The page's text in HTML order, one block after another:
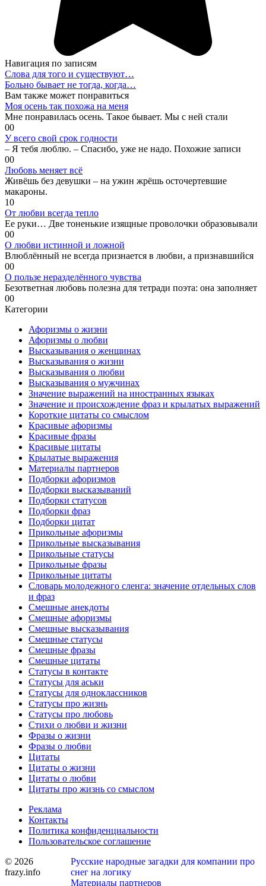
Навигация по записям
Слова для того и существуют…
Больно бывает не тогда, когда…
Вам также может понравиться
Моя осень так похожа на меня
Мне понравилась осень. Такое бывает. Мы с ней стали
00
У всего свой срок годности
– Я тебя люблю. – Спасибо, уже не надо. Похожие записи
00
Любовь меняет всё
Живёшь без девушки – на ужин жрёшь осточертевшие
макароны.
10
От любви всегда тепло
Ее руки… Две тоненькие изящные проволочки образовывали
00
О любви истинной и ложной
Влюблённый не всегда признается в любви, а признавшийся
00
О пользе неразделённого чувства
Безответная любовь полезна для тетради поэта: она заполняет
00
Категории
Афоризмы о жизни
Афоризмы о любви
Высказывания о женщинах
Высказывания о жизни
Высказывания о любви
Высказывания о мужчинах
Значение выражений на иностранных языках
Значение и происхождение фраз и крылатых выражений
Короткие цитаты со смыслом
Красивые афоризмы
Красивые фразы
Красивые цитаты
Крылатые выражения
Материалы партнеров
Подборки афоризмов
Подборки высказываний
Подборки статусов
Подборки фраз
Подборки цитат
Прикольные афоризмы
Прикольные высказывания
Прикольные статусы
Прикольные фразы
Прикольные цитаты
Словарь молодежного сленга: значение отдельных слов
и фраз
Смешные анекдоты
Смешные афоризмы
Смешные высказывания
Смешные статусы
Смешные фразы
Смешные цитаты
Статусы в контакте
Статусы для аськи
Статусы для одноклассников
Статусы про жизнь
Статусы про любовь
Стихи о любви и жизни
Фразы о жизни
Фразы о любви
Цитаты
Цитаты о жизни
Цитаты о любви
Цитаты про жизнь со смыслом
Реклама
Контакты
Политика конфиденциальности
Пользовательское соглашение
© 2026
frazy.info
Русские народные загадки для компании про
снег на логику
Материалы партнеров